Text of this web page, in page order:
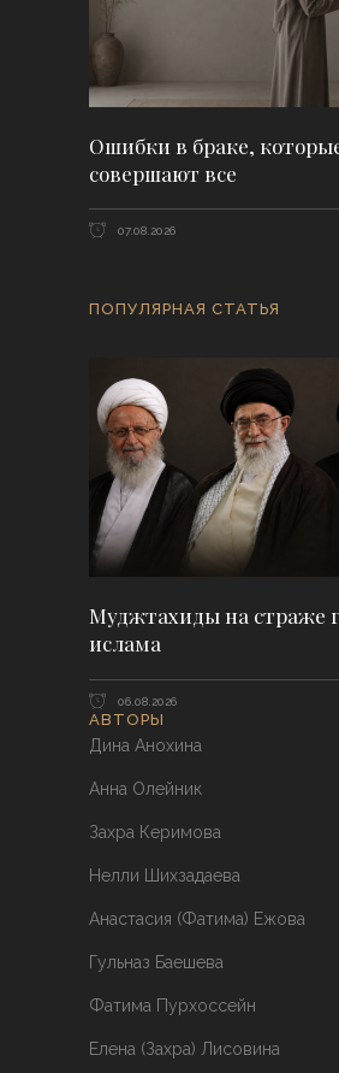
Ошибки в браке,
совершают все
07.08.2026
ПОПУЛЯРНАЯ СТАТЬЯ
Муджтахиды на страже
ислама
06.08.2026
АВТОРЫ
Дина Анохина
Анна Олейник
Захра Керимова
Нелли Шихзадаева
Анастасия (Фатима) Ежова
Гульназ Баешева
Фатима Пурхоссейн
Елена (Захра) Лисовина